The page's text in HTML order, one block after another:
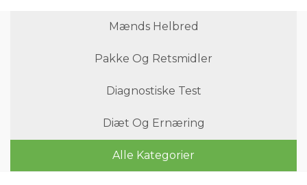
Mænds Helbred
Pakke Og Retsmidler
Diagnostiske Test
Diæt Og Ernæring
Alle Kategorier